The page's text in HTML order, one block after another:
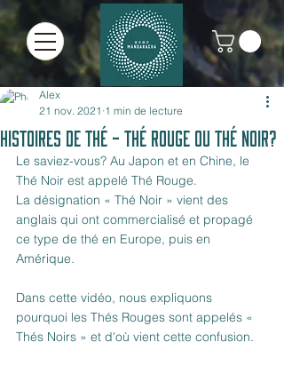
Histoires de Thé - Thé Rouge ou Thé Noir?
Alex
21 nov. 2021 1 min de lecture
Le saviez-vous? Au Japon et en Chine, le
Thé Noir est appelé Thé Rouge.
La désignation « Thé Noir » vient des
anglais qui ont commercialisé et propagé
ce type de thé en Europe, puis en
Amérique.
Dans cette vidéo, nous expliquons
pourquoi les Thés Rouges sont appelés «
Thés Noirs » et d'où vient cette confusion.